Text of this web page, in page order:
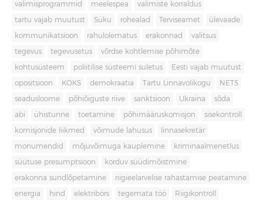
valimisprogrammid meelespea valimiste korraldus
tartu vajab muutust Süku rohealad Terviseamet ülevaade
kommunikatsioon rahulolematus erakonnad valitsus
tegevus tegevusetus võrdse kohtlemise põhimõte
kohtusüsteem poliitilise süsteemi suletus Eesti vajab muutust
opositsioon KOKS demokraatia Tartu Linnavolikogu NETS
seadusloome põhiõiguste riive sanktsioon Ukraina sõda
abi ühistunne toetamine põhimääruskomisjon sisekontroll
komisjonide liikmed võimude lahusus linnasekretär
monumendid mõjuvõimuga kauplemine kriminaalmenetlus
süütuse presumptsioon korduv süüdimõistmine
erakonna sundlõpetamine riigieelarvelise rahastamise peatamine
energia hind elektribörs tegemata töö Riigikontroll